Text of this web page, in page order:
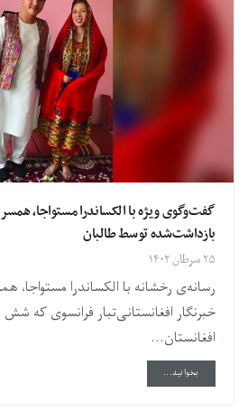
گفت‌وگوی ویژه با الکساندرا مستواجا،
بازداشت‌شده توسط طالبان
۲۵ سرطان ۱۴۰۲
رسانه‌ی رخشانه با الکساندرا مستواجا،
خبرنگار افغانستانی‌تبار فرانسوی که
افغانستان...
بخوانید...